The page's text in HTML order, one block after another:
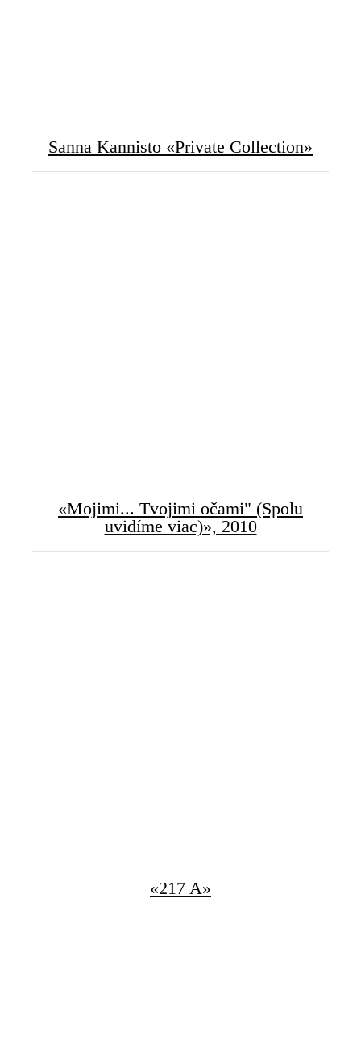
Sanna Kannisto «Private Collection»
«Mojimi... Tvojimi očami" (Spolu
uvidíme viac)», 2010
«217 A»